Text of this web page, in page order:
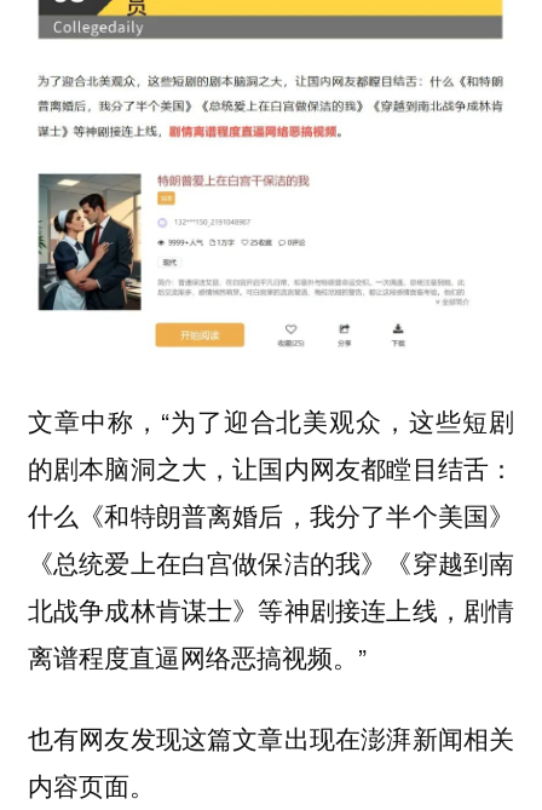
文章中称，“为了迎合北美观众，这些短剧
的剧本脑洞之大，让国内网友都瞠目结舌：
什么《和特朗普离婚后，我分了半个美国》
《总统爱上在白宫做保洁的我》《穿越到南
北战争成林肯谋士》等神剧接连上线，剧情
离谱程度直逼网络恶搞视频。”
也有网友发现这篇文章出现在澎湃新闻相关
内容页面。